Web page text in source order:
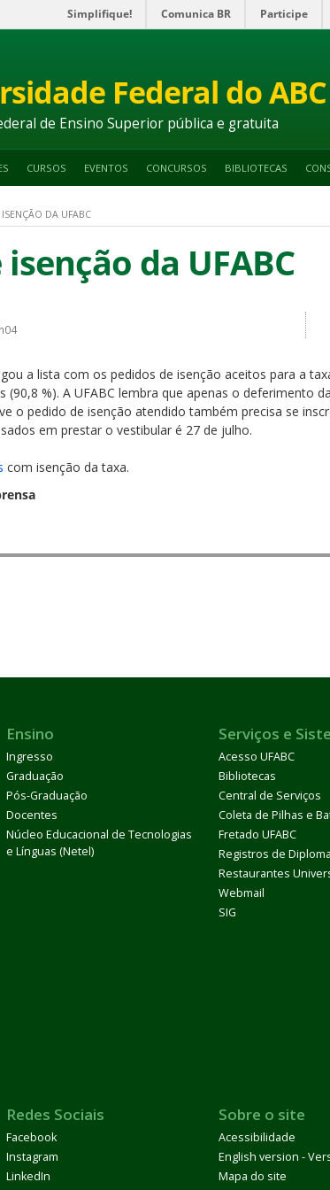
Simplifique! Comunica BR Participe
Federal do ABC
de Ensino Superior pública e gratuita
CURSOS EVENTOS CONCURSOS BIBLIOTECAS
DA UFABC
da UFABC
a lista com os pedidos de isenção aceitos para a
(90,8 %). A UFABC lembra que apenas o deferimento
o pedido de isenção atendido também precisa se
em prestar o vestibular é 27 de julho.
com isenção da taxa.
Ensino
Ingresso
Graduação
Pós-Graduação
Docentes
Núcleo Educacional de Tecnologias
e Línguas (Netel)
Serviços e
Acesso UFABC
Bibliotecas
Central de Serviços
Coleta de Pilhas e
Fretado UFABC
Registros de
Restaurantes
Webmail
SIG
Redes Sociais
Facebook
Instagram
LinkedIn
Sobre o site
Acessibilidade
English version -
Mapa do site